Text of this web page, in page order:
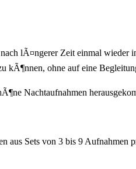
lÃ¤ngerer Zeit einmal
kÃ¶nnen, ohne auf eine
Nachtaufnahmen
aus Sets von 3 bis 9 Aufnahmen